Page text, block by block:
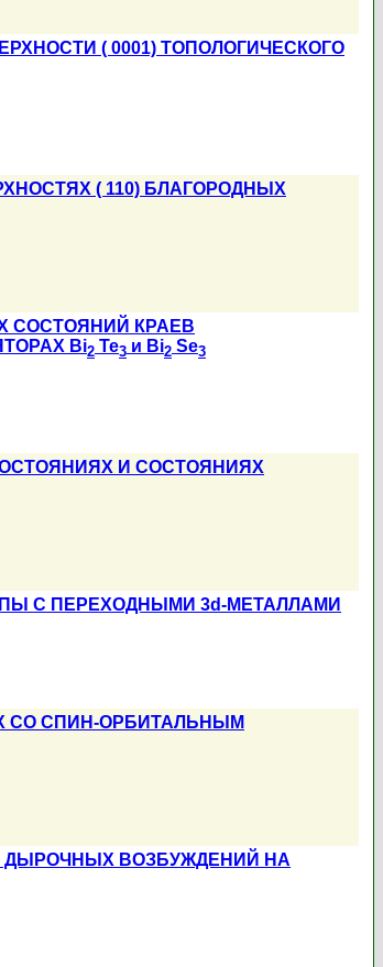
( 0001) ТОПОЛОГИЧЕСКОГО
( 110) БЛАГОРОДНЫХ
СОСТОЯНИЙ КРАЕВ
Bi2 Te3 и Bi2 Se3
И СОСТОЯНИЯХ
С ПЕРЕХОДНЫМИ 3d-МЕТАЛЛАМИ
СО СПИН-ОРБИТАЛЬНЫМ
ДЫРОЧНЫХ ВОЗБУЖДЕНИЙ НА